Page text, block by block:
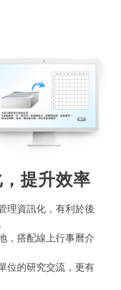
提升效率
理資訊化，有利於後
，搭配線上行事曆介
位的研究交流，更有